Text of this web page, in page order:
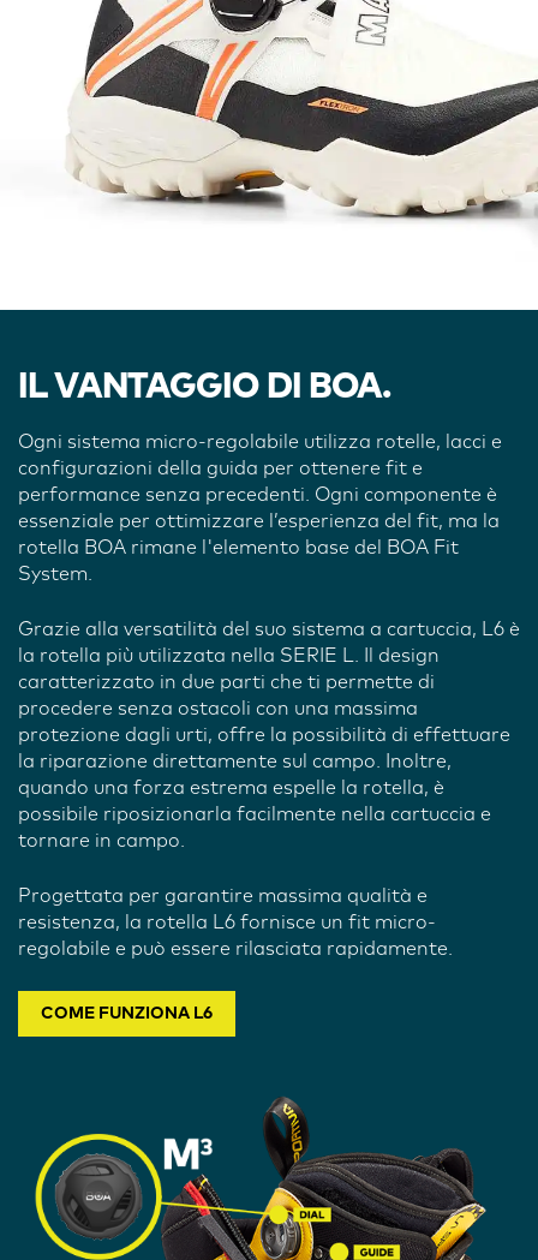
IL VANTAGGIO DI BOA.
Ogni sistema micro-regolabile utilizza rotelle, lacci e
configurazioni della guida per ottenere fit e
performance senza precedenti. Ogni componente è
essenziale per ottimizzare l’esperienza del fit, ma la
rotella BOA rimane l'elemento base del BOA Fit
System.
Grazie alla versatilità del suo sistema a cartuccia, L6 è
la rotella più utilizzata nella SERIE L. Il design
caratterizzato in due parti che ti permette di
procedere senza ostacoli con una massima
protezione dagli urti, offre la possibilità di effettuare
la riparazione direttamente sul campo. Inoltre,
quando una forza estrema espelle la rotella, è
possibile riposizionarla facilmente nella cartuccia e
tornare in campo.
Progettata per garantire massima qualità e
resistenza, la rotella L6 fornisce un fit micro-
regolabile e può essere rilasciata rapidamente.
COME FUNZIONA L6